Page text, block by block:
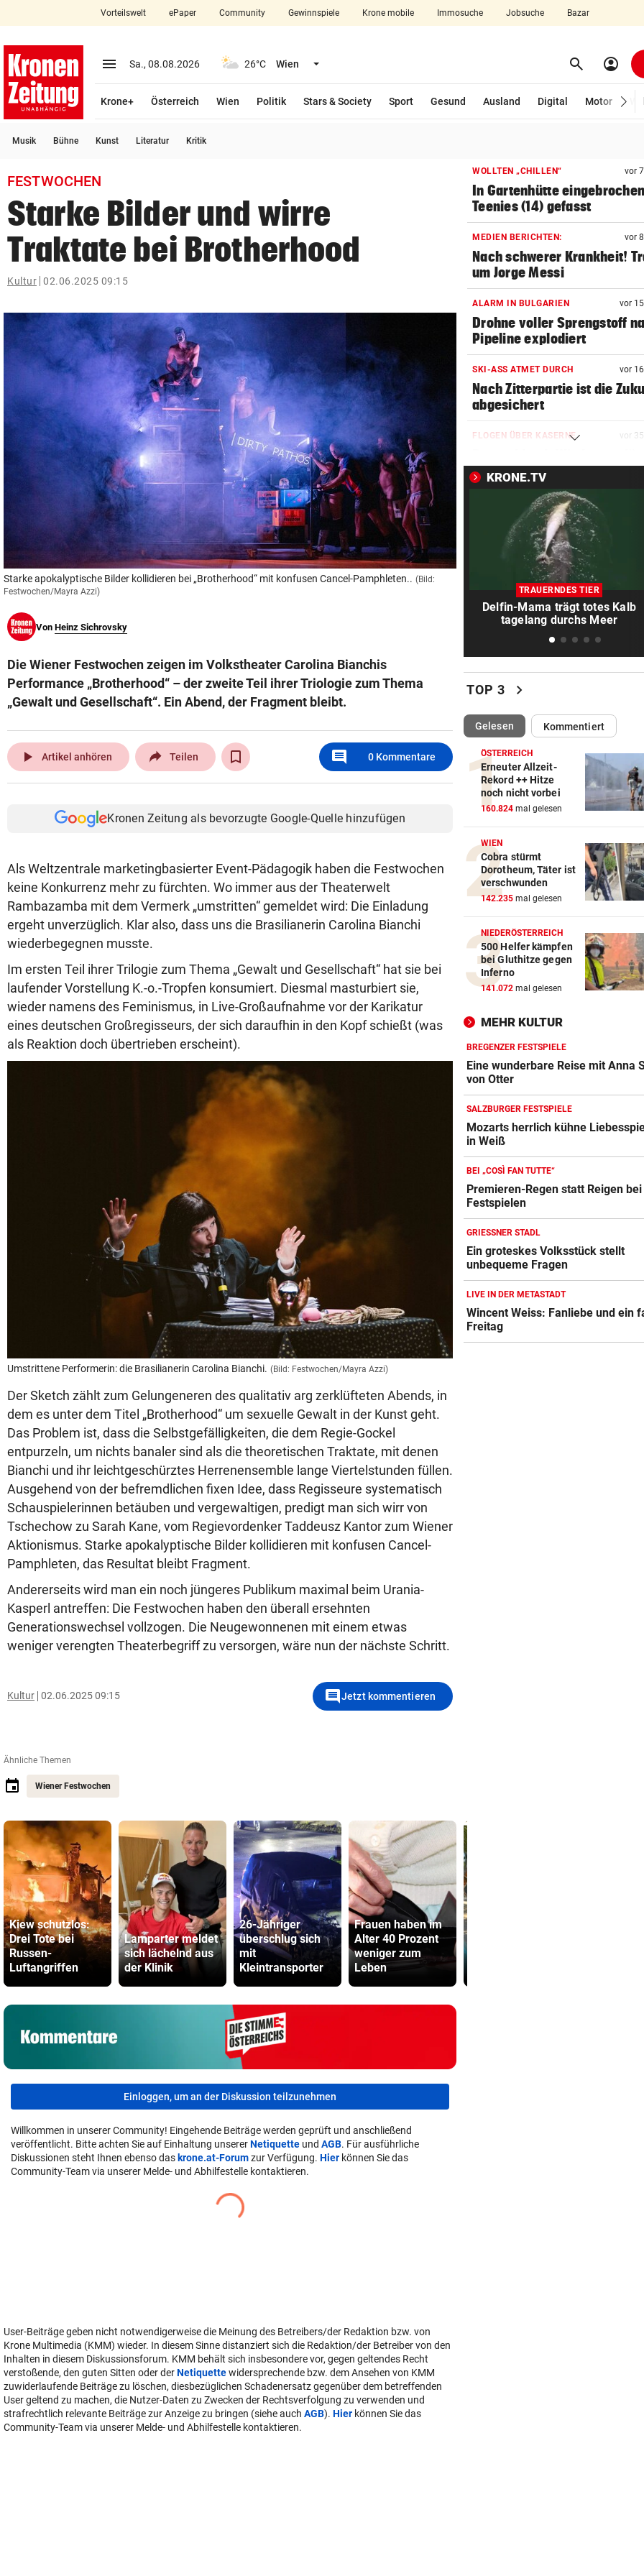
closeSchließen
account_circle Anmelden
arrow_right
search
Suchbegriff
eingeben
© Krone Multimedia GmbH & Co KG 2026
Muthgasse 2, 1190 Wien
Vorteilswelt ePaper Community Gewinnspiele Krone mobile Immosuche Jobsuche Bazar
menu Menü aufklappen
Sa., 08.08.2026 26°C Wien Menü aufklappen search Suchen
account_circle
Krone+ Österreich Wien Politik Stars & Society Sport Gesund Ausland Digital Motor
Musik Bühne Kunst Literatur Kritik
FESTWOCHEN
Starke Bilder und wirre
Traktate bei Brotherhood
Kultur 02.06.2025 09:15
Starke apokalyptische Bilder kollidieren bei „Brotherhood“ mit konfusen Cancel-Pamphleten.. (Bild:
Festwochen/Mayra Azzi)
Von Heinz Sichrovsky
Die Wiener Festwochen zeigen im Volkstheater Carolina Bianchis
Performance „Brotherhood“ – der zweite Teil ihrer Triologie zum Thema
„Gewalt und Gesellschaft“. Ein Abend, der Fragment bleibt.
play_arrow Artikel anhören Teilen comment 0 Kommentare
Kronen Zeitung als bevorzugte Google-Quelle hinzufügen
Als Weltzentrale marketingbasierter Event-Pädagogik haben die Festwochen
keine Konkurrenz mehr zu fürchten. Wo immer aus der Theaterwelt
Rambazamba mit dem Vermerk „umstritten“ gemeldet wird: Die Einladung
ergeht unverzüglich. Klar also, dass uns die Brasilianerin Carolina Bianchi
wiederbegegnen musste.
Im ersten Teil ihrer Trilogie zum Thema „Gewalt und Gesellschaft“ hat sie bei
laufender Vorstellung K.-o.-Tropfen konsumiert. Diesmal masturbiert sie,
wieder namens des Feminismus, in Live-Großaufnahme vor der Karikatur
eines deutschen Großregisseurs, der sich daraufhin in den Kopf schießt (was
als Reaktion doch übertrieben erscheint).
Umstrittene Performerin: die Brasilianerin Carolina Bianchi. (Bild: Festwochen/Mayra Azzi)
Der Sketch zählt zum Gelungeneren des qualitativ arg zerklüfteten Abends, in
dem es unter dem Titel „Brotherhood“ um sexuelle Gewalt in der Kunst geht.
Das Problem ist, dass die Selbstgefälligkeiten, die dem Regie-Gockel
entpurzeln, um nichts banaler sind als die theoretischen Traktate, mit denen
Bianchi und ihr leichtgeschürztes Herrenensemble lange Viertelstunden füllen.
Ausgehend von der befremdlichen fixen Idee, dass Regisseure systematisch
Schauspielerinnen betäuben und vergewaltigen, predigt man sich wirr von
Tschechow zu Sarah Kane, vom Regievordenker Taddeusz Kantor zum Wiener
Aktionismus. Starke apokalyptische Bilder kollidieren mit konfusen Cancel-
Pamphleten, das Resultat bleibt Fragment.
Andererseits wird man ein noch jüngeres Publikum maximal beim Urania-
Kasperl antreffen: Die Festwochen haben den überall ersehnten
Generationswechsel vollzogen. Die Neugewonnenen mit einem etwas
weniger verengten Theaterbegriff zu versorgen, wäre nun der nächste Schritt.
Kultur 02.06.2025 09:15 commentJetzt kommentieren
Ähnliche Themen
Wiener Festwochen
Kiew schutzlos:
Drei Tote bei
Russen-
Luftangriffen
Lamparter meldet
sich lächelnd aus
der Klinik
26-Jähriger
überschlug sich
mit
Kleintransporter
Frauen haben im
Alter 40 Prozent
weniger zum
Leben
Einloggen, um an der Diskussion teilzunehmen
Willkommen in unserer Community! Eingehende Beiträge werden geprüft und anschließend
veröffentlicht. Bitte achten Sie auf Einhaltung unsererNetiquette und AGB. Für ausführliche
Diskussionen steht Ihnen ebenso das krone.at-Forumzur Verfügung. Hier können Sie das
Community-Team via unserer Melde- und Abhilfestelle kontaktieren.
WOLLTEN „CHILLEN“ vor
In Gartenhütte
Teenies (14) gefasst
MEDIEN BERICHTEN: vor
Nach schwerer Krankheit!
um Jorge Messi
ALARM IN BULGARIEN vor
Drohne voller Sprengstoff
Pipeline explodiert
SKI-ASS ATMET DURCH vor
Nach Zitterpartie ist die
abgesichert
FLOGEN ÜBER KASERNE vor
Drohnen gesichtet
DISKUTIEREN SIE MIT!
Wie viel Macht darf Infantino
haben?
AUF WOLKE SIEBEN vor
Hamilton zeigt Liebesglück
Kim Kardashian
Zwei OeSV-Boote vor Los
im Medal Race
Mann stieß 27-Jährige ins
Gebüsch und würgte sie
NHL-STAR IN GRAZ: vor
„Ich habe selbst zu einem
aufgeschaut!“
Austria Lustenau jagt gegen
Bundesliga-Rekord
AUF CHINA-MOTORRAD vor
Zurück in der Wüste als
Werksfahrer
UMSTRITTENE BESETZUNG vor
Trumps Ex-Anwalt ist jetzt
Barcelona-Kapitän vor
zum FC Liverpool
FEUER IN DEN BERGEN vor
Waldbrände im Lungau:
Heli und Motorsäge
PLÖTZLICH VERSCHWUNDEN
Bub (4) von Mann (72)
und festgehalten
FRAGE DES TAGES
Braucht es strengere Regeln
E-Scooter-Fahrer?
„KI LÄSST GRÜSSEN“
Fans lästern über Bikini-
von Carmen Geiss
KRONE.TV
TRAUERNDES TIER
Delfin-Mama trägt totes Kalb
tagelang durchs Meer
TOP 3 chevron_right
Gelesen(ausgewählt)Kommentiert
ÖSTERREICH
Erneuter Allzeit-
Rekord ++ Hitze
noch nicht vorbei
160.824 mal gelesen
WIEN
Cobra stürmt
Dorotheum, Täter ist
verschwunden
142.235 mal gelesen
NIEDERÖSTERREICH
500 Helfer kämpfen
bei Gluthitze gegen
Inferno
141.072 mal gelesen
MEHR KULTUR
BREGENZER FESTSPIELE
Eine wunderbare Reise mit Anna
von Otter
SALZBURGER FESTSPIELE
Mozarts herrlich kühne
in Weiß
BEI „COSÌ FAN TUTTE“
Premieren-Regen statt Reigen
Festspielen
GRIESSNER STADL
Ein groteskes Volksstück stellt
unbequeme Fragen
LIVE IN DER METASTADT
Wincent Weiss: Fanliebe und ein
Freitag